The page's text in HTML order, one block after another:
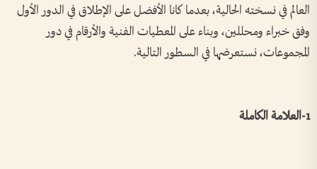
العالم في نسخته الحالية، بعدما كانا الأفضل على الإطلاق في الدور الأول
وفق خبراء ومحللين، وبناء على المعطيات الفنية والأرقام في دور
المجموعات، نستعرضها في السطور التالية.
1-العلامة الكاملة